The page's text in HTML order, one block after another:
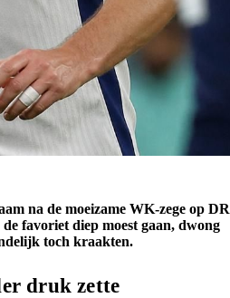
na de moeizame WK-zege op DR
favoriet diep moest gaan, dwong
toch kraakten.
druk zette